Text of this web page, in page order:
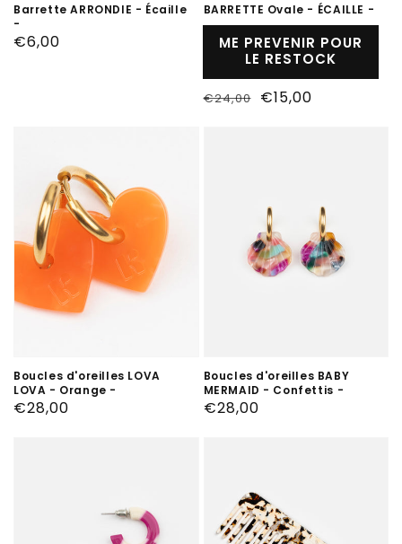
Barrette ARRONDIE - Écaille
-
Prix
€6,00
BARRETTE Ovale - ÉCAILLE -
ME PREVENIR POUR
LE RESTOCK
Prix
€24,00
Prix
€15,00
Boucles d'oreilles LOVA
LOVA - Orange -
Prix
€28,00
Boucles d'oreilles BABY
MERMAID - Confettis -
Prix
€28,00